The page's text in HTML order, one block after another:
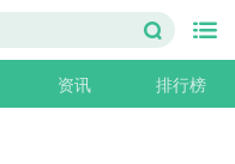
资讯 排行榜